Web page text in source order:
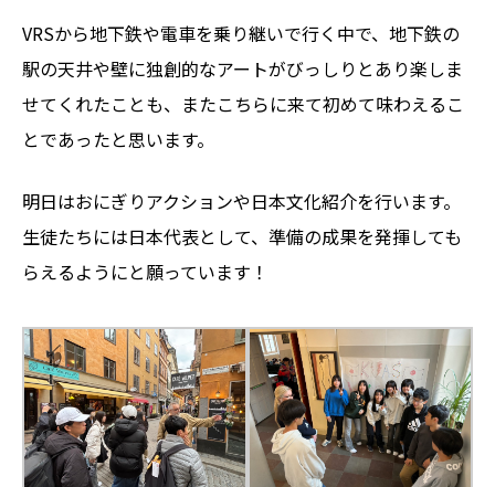
VRSから地下鉄や電車を乗り継いで行く中で、地下鉄の
駅の天井や壁に独創的なアートがびっしりとあり楽しま
せてくれたことも、またこちらに来て初めて味わえるこ
とであったと思います。
明日はおにぎりアクションや日本文化紹介を行います。
生徒たちには日本代表として、準備の成果を発揮しても
らえるようにと願っています！